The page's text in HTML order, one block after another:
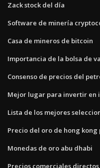
Zack stock del día
Software de minería
Casa de mineros de bitcoin
Importancia de la bolsa de
Consenso de precios del
Mejor lugar para invertir en
Lista de los mejores
Precio del oro de hong
Monedas de oro abu dhabi
Precios comerciales directos